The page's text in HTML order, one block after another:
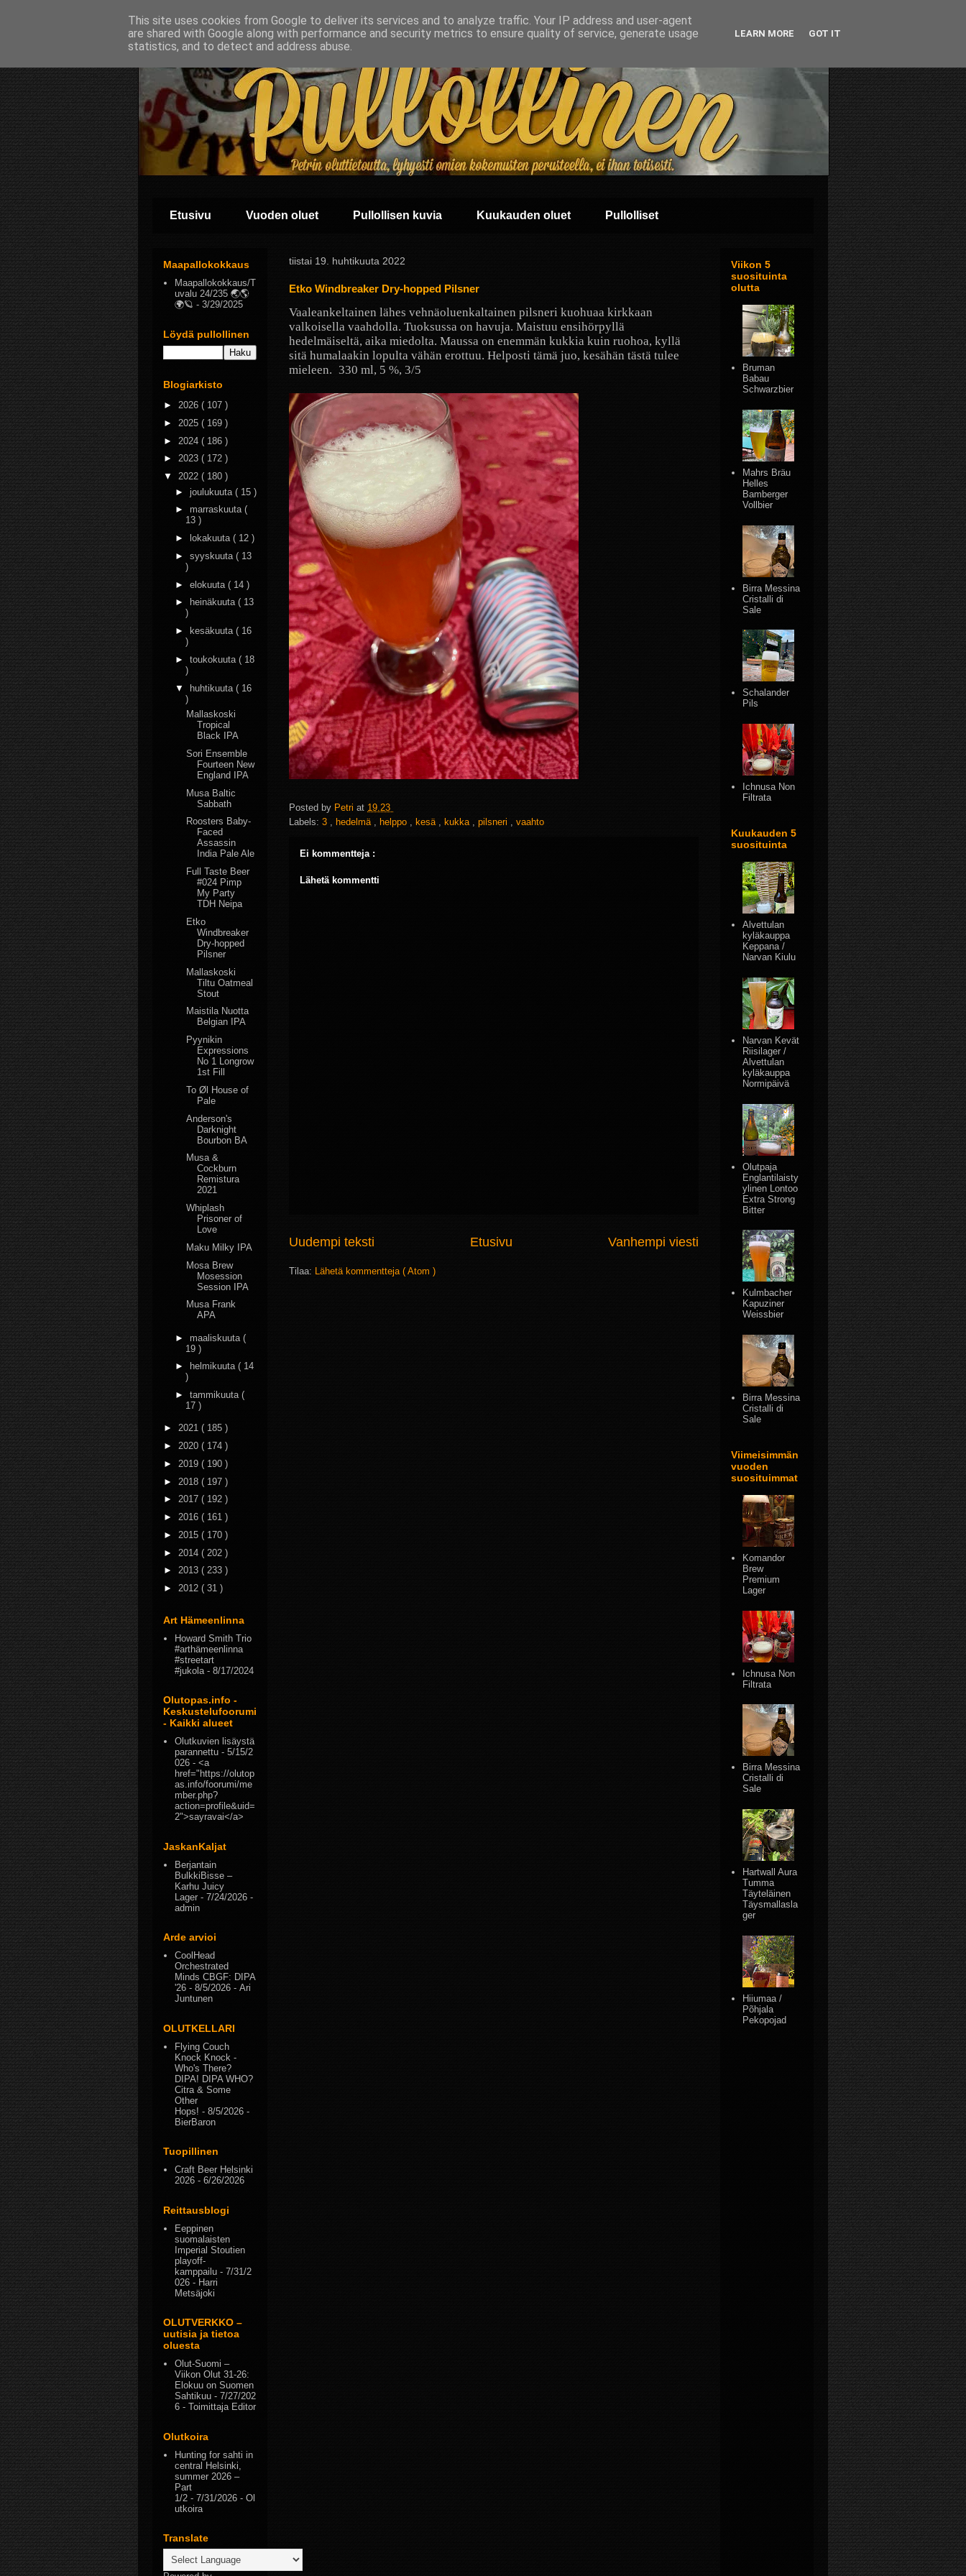
Etusivu Vuoden oluet Pullollisen kuvia Kuukauden oluet Pullolliset
tiistai 19. huhtikuuta 2022
Etko Windbreaker Dry-hopped Pilsner
Vaaleankeltainen lähes vehnäoluenkaltainen pilsneri kuohuaa kirkkaan
valkoisella vaahdolla. Tuoksussa on havuja. Maistuu ensihörpyllä
hedelmäiseltä, aika miedolta. Maussa on enemmän kukkia kuin ruohoa, kyllä
sitä humalaakin lopulta vähän erottuu. Helposti tämä juo, kesähän tästä tulee
mieleen. 330 ml, 5 %, 3/5
Posted by Petri at 19.23
Labels: 3 hedelmä helppo kesä kukka pilsneri vaahto
Ei kommentteja :
Lähetä kommentti
Uudempi teksti Vanhempi viesti
Etusivu
Tilaa: Lähetä kommentteja ( Atom )
Maapallokokkaus
Maapallokokkaus/T
uvalu 24/235 🌏🌎
🌍🪐 - 3/29/2025
Löydä pullollinen
Blogiarkisto
► 2026 ( 107 )
► 2025 ( 169 )
► 2024 ( 186 )
► 2023 ( 172 )
▼ 2022 ( 180 )
► joulukuuta ( 15 )
► marraskuuta (
13 )
►
lokakuuta ( 12 )
► syyskuuta ( 13
)
► elokuuta ( 14 )
►
heinäkuuta ( 13
)
►
kesäkuuta ( 16
)
► toukokuuta ( 18
)
▼ huhtikuuta ( 16
)
Mallaskoski
Tropical
Black IPA
Sori Ensemble
Fourteen New
England IPA
Musa Baltic
Sabbath
Roosters Baby-
Faced
Assassin
India Pale Ale
Full Taste Beer
#024 Pimp
My Party
TDH Neipa
Etko
Windbreaker
Dry-hopped
Pilsner
Mallaskoski
Tiltu Oatmeal
Stout
Maistila Nuotta
Belgian IPA
Pyynikin
Expressions
No 1 Longrow
1st Fill
To Øl House of
Pale
Anderson's
Darknight
Bourbon BA
Musa &
Cockburn
Remistura
2021
Whiplash
Prisoner of
Love
Maku Milky IPA
Mosa Brew
Mosession
Session IPA
Musa Frank
APA
► maaliskuuta (
19 )
►
helmikuuta ( 14
)
► tammikuuta (
17 )
► 2021 ( 185 )
► 2020 ( 174 )
► 2019 ( 190 )
► 2018 ( 197 )
► 2017 ( 192 )
► 2016 ( 161 )
► 2015 ( 170 )
► 2014 ( 202 )
► 2013 ( 233 )
► 2012 ( 31 )
Art Hämeenlinna
Howard Smith Trio
#arthämeenlinna
#streetart
#jukola - 8/17/2024
Olutopas.info -
Keskustelufoorumi
- Kaikki alueet
Olutkuvien lisäystä
parannettu - 5/15/2
026 - <a
href="https://olutop
as.info/foorumi/me
mber.php?
action=profile&uid=
2">sayravai</a>
JaskanKaljat
Berjantain
BulkkiBisse –
Karhu Juicy
Lager - 7/24/2026 -
admin
Arde arvioi
CoolHead
Orchestrated
Minds CBGF: DIPA
'26 - 8/5/2026 - Ari
Juntunen
OLUTKELLARI
Flying Couch
Knock Knock -
Who's There?
DIPA! DIPA WHO?
Citra & Some
Other
Hops! - 8/5/2026 -
BierBaron
Tuopillinen
Craft Beer Helsinki
2026 - 6/26/2026
Reittausblogi
Eeppinen
suomalaisten
Imperial Stoutien
playoff-
kamppailu - 7/31/2
026 - Harri
Metsäjoki
OLUTVERKKO –
uutisia ja tietoa
oluesta
Olut-Suomi –
Viikon Olut 31-26:
Elokuu on Suomen
Sahtikuu - 7/27/202
6 - Toimittaja Editor
Olutkoira
Hunting for sahti in
central Helsinki,
summer 2026 –
Part
1/2 - 7/31/2026 - Ol
utkoira
Translate
Viikon 5
suosituinta
olutta
Bruman
Babau
Schwarzbier
Mahrs Bräu
Helles
Bamberger
Vollbier
Birra Messina
Cristalli di
Sale
Schalander
Pils
Ichnusa Non
Filtrata
Kuukauden 5
suosituinta
Alvettulan
kyläkauppa
Keppana /
Narvan Kiulu
Narvan Kevät
Riisilager /
Alvettulan
kyläkauppa
Normipäivä
Olutpaja
Englantilaisty
ylinen Lontoo
Extra Strong
Bitter
Kulmbacher
Kapuziner
Weissbier
Birra Messina
Cristalli di
Sale
Viimeisimmän
vuoden
suosituimmat
Komandor
Brew
Premium
Lager
Ichnusa Non
Filtrata
Birra Messina
Cristalli di
Sale
Hartwall Aura
Tumma
Täyteläinen
Täysmallasla
ger
Hiiumaa /
Põhjala
Pekopojad
This site uses cookies from Google to deliver its services and to analyze traffic. Your IP address and user-agent
are shared with Google along with performance and security metrics to ensure quality of service, generate usage
statistics, and to detect and address abuse.
LEARN MORE GOT IT